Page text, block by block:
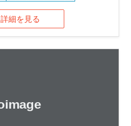
詳細を見る